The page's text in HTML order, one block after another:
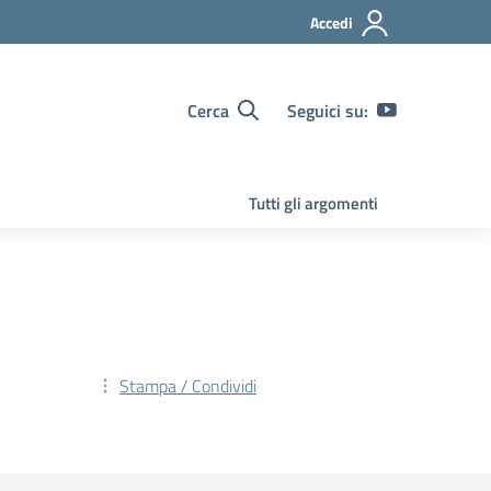
Accedi
Cerca Seguici su:
Tutti gli argomenti
Stampa / Condividi